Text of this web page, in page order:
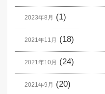
2023年8月 (1)
2021年11月 (18)
2021年10月 (24)
2021年9月 (20)